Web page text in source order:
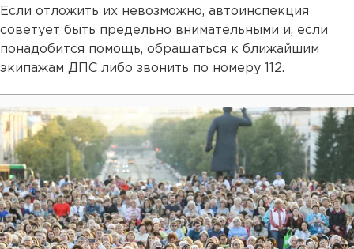
Если отложить их невозможно, автоинспекция
советует быть предельно внимательными и, если
понадобится помощь, обращаться к ближайшим
экипажам ДПС либо звонить по номеру 112.